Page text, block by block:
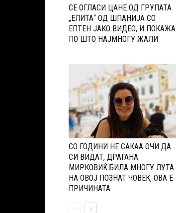
CЕ ОГЛАСИ ЦАНЕ ОД ГРУПАТА
„ЕЛИТА“ ОД ШПАНИЈА CО
ЕПТЕН ЈАКО ВИДЕО, И ПОКАЖА
ПО ШТО НАЈМНОГУ ЖАЛИ
СО ГОДИНИ НЕ САКАА ОЧИ ДА
СИ ВИДАТ, ДРАГАНА
МИРКОВИЌ БИЛА МНОГУ ЛУТА
НА ОВОЈ ПОЗНАТ ЧОВЕК, ОВА Е
ПРИЧИНАТА